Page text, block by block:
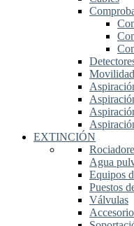
EXTINCIÓN
Agua
Equipos
Puestos
Válvulas